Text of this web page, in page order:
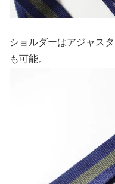
ショルダーはアジャス
も可能。